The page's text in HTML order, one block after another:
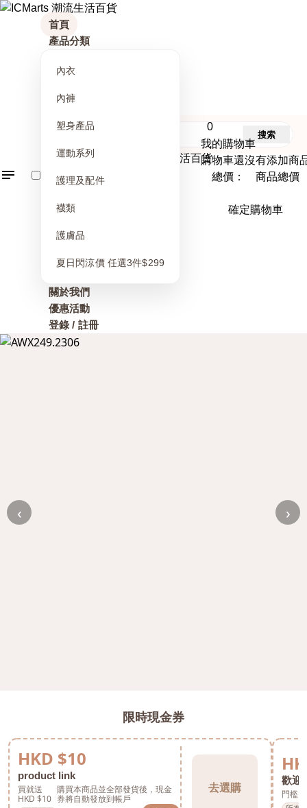
首頁
產品分類
內衣
內褲
塑身產品
運動系列
護理及配件
襪類
護膚品
夏日閃涼價 任選3件$299
關於我們
優惠活動
登錄 / 註冊
0
我的購物車
購物車還沒有添加商
總價： 商品總價
確定購物車
搜索
‹ ›
限時現金券
HKD $10
product link
買就送
HKD $10
購買本商品並全部發貨後，現金
券將自動發放到帳戶
去選購
歡迎
門檻